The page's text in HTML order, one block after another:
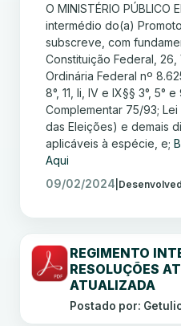
O MINISTÉRIO PÚBLICO
intermédio do(a)
subscreve, com
Constituição Federal, 26,
Ordinária Federal nº
8°, 11, li, IV e IX§§ 3°, 5°
Complementar 75/93;
das Eleições) e demais
aplicáveis à espécie, e;
Aqui
09/02/2024
REGIMENTO
RESOLUÇÕES
ATUALIZADA
Postado por: